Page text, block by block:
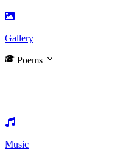
Gallery
Poems
Music